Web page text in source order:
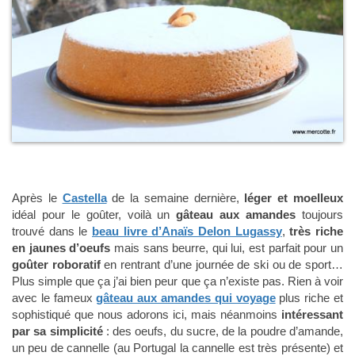
Après le Castellade la semaine dernière, léger et moelleux
idéal pour le goûter, voilà un gâteau aux amandes toujours
trouvé dans le beau livre d’Anaïs Delon Lugassy,très riche
en jaunes d’oeufs mais sans beurre, qui lui, est parfait pour un
goûter roboratifen rentrant d’une journée de ski ou de sport…
Plus simple que ça j’ai bien peur que ça n’existe pas. Rien à voir
avec le fameuxgâteau aux amandes qui voyageplus riche et
sophistiqué que nous adorons ici, mais néanmoins intéressant
par sa simplicité: des oeufs, du sucre, de la poudre d’amande,
un peu de cannelle (au Portugal la cannelle est très présente) et